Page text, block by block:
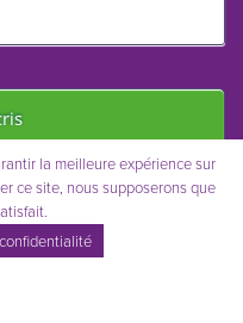
© 2021
la meilleure expérience sur
ce site, nous supposerons que